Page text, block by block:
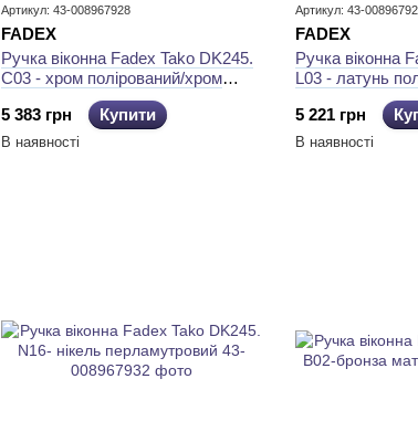
Артикул: 43-008967928
FADEX
Ручка віконна Fadex Tako DK245.
C03 - хром полірований/хром
5 383 грн
Купити
В наявності
Артикул: 43-
FADEX
Ручка віконна
L03 - латунь
5 221 грн
В наявності